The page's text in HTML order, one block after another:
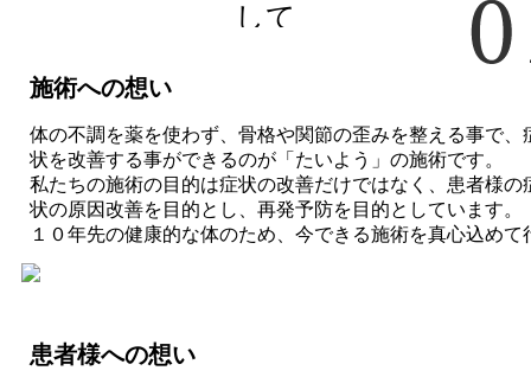
して
施術への想い
体の不調を薬を使わず、骨格や関節の歪みを整える事で、
状を改善する事ができるのが「たいよう」の施術です。
私たちの施術の目的は症状の改善だけではなく、患者様の
状の原因改善を目的とし、再発予防を目的としています。
１０年先の健康的な体のため、今できる施術を真心込めて
います。
患者様への想い